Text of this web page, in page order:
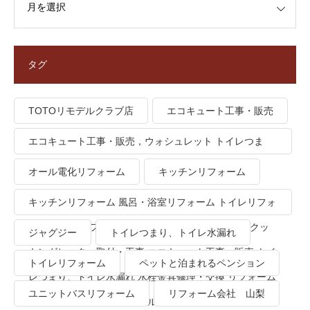
タグ
TOTOリモデルクラブ店 エコキュート工事・販売
エコキュート工事・販売，ウォシュレット トイレつま
り、トイレ水漏れ
オール電化リフォーム キッチンリフォーム
キッチンリフォーム 風呂・浴室リフォーム トイレリフォ
ーム 洗面所リフォーム オール電化リフォーム ＩＨクッ
キングヒーター取付・工事 エコキュート工事・販売 トイ
レつまり、トイレ水漏れ 水栓金具修理・交換 リフォーム
業者・会社 ＴＯＴＯリモデルクラブ
ジャグジー トイレつまり、トイレ水漏れ
トイレリフォーム ペットと泊まれるペンション
ユニットバスリフォーム リフォーム会社 山梨